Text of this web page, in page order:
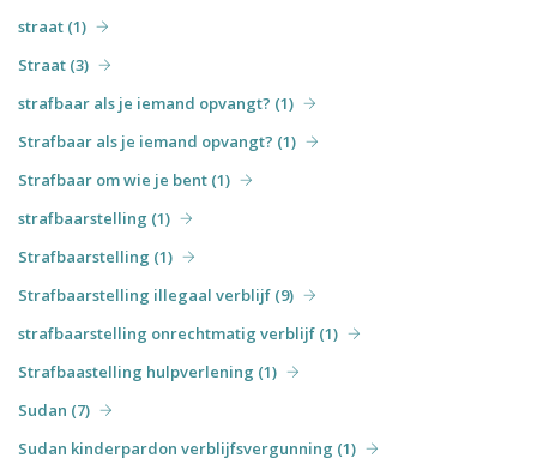
straat (1)
Straat (3)
strafbaar als je iemand opvangt? (1)
Strafbaar als je iemand opvangt? (1)
Strafbaar om wie je bent (1)
strafbaarstelling (1)
Strafbaarstelling (1)
Strafbaarstelling illegaal verblijf (9)
strafbaarstelling onrechtmatig verblijf (1)
Strafbaastelling hulpverlening (1)
Sudan (7)
Sudan kinderpardon verblijfsvergunning (1)